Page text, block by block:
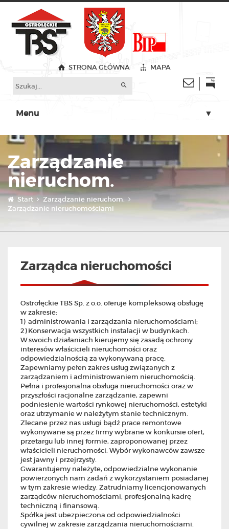
STRONA GŁÓWNA MAPA
Menu ▼
Zarządzanie
nieruchom.
Start
Zarządzanie nieruchom.
Zarządzanie nieruchomościami
Zarządca nieruchomości
Ostrołęckie TBS Sp. z o.o. oferuje kompleksową obsługę
w zakresie:
1) administrowania i zarządzania nieruchomościami;
2) Konserwacja wszystkich instalacji w budynkach.
W swoich działaniach kierujemy się zasadą ochrony
interesów właścicieli nieruchomości oraz
odpowiedzialnością za wykonywaną pracę.
Zapewniamy pełen zakres usług związanych z
zarządzaniem i administrowaniem nieruchomością.
Pełna i profesjonalna obsługa nieruchomości oraz w
przyszłości racjonalne zarządzanie, zapewni
podniesienie wartości rynkowej nieruchomości, estetyki
oraz utrzymanie w należytym stanie technicznym.
Zlecane przez nas usługi bądź prace remontowe
wykonywane są przez firmy wybrane w konkursie ofert,
przetargu lub innej formie, zaproponowanej przez
właścicieli nieruchomości. Wybór wykonawców zawsze
jest jawny i przejrzysty.
Gwarantujemy należyte, odpowiedzialne wykonanie
powierzonych nam zadań z wykorzystaniem posiadanej
w tym zakresie wiedzy. Zatrudniamy licencjonowanych
zarządców nieruchomościami, profesjonalną kadrę
techniczną i finansową.
Spółka jest ubezpieczona od odpowiedzialności
cywilnej w zakresie zarządzania nieruchomościami.